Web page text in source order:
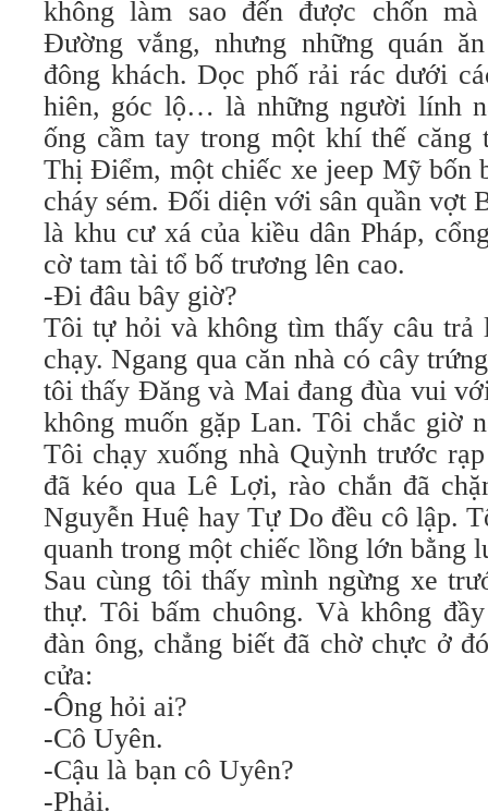
không làm sao đến được chốn
Đường vắng, nhưng những quán
đông khách. Dọc phố rải rác dưới
hiên, góc lộ… là những người lính
ống cầm tay trong một khí thế căng
Thị Điểm, một chiếc xe jeep Mỹ bốn
cháy sém. Đối diện với sân quần vợt
là khu cư xá của kiều dân Pháp,
cờ tam tài tổ bố trương lên cao.
-Đi đâu bây giờ?
Tôi tự hỏi và không tìm thấy câu
chạy. Ngang qua căn nhà có cây
tôi thấy Đăng và Mai đang đùa vui
không muốn gặp Lan. Tôi chắc giờ
Tôi chạy xuống nhà Quỳnh trước
đã kéo qua Lê Lợi, rào chắn đã
Nguyễn Huệ hay Tự Do đều cô lập.
quanh trong một chiếc lồng lớn bằng
Sau cùng tôi thấy mình ngừng xe
thự. Tôi bấm chuông. Và không
đàn ông, chẳng biết đã chờ chực ở
cửa:
-Ông hỏi ai?
-Cô Uyên.
-Cậu là bạn cô Uyên?
-Phải.